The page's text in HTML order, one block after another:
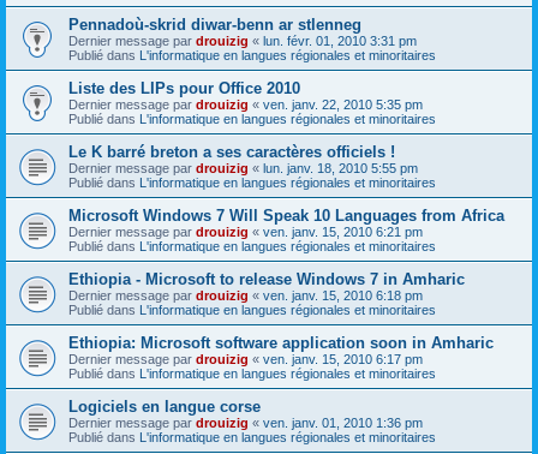
Pennadoù-skrid diwar-benn ar stlenneg
Dernier message par drouizig « lun. févr. 01, 2010 3:31 pm
Publié dans L'informatique en langues régionales et minoritaires
Liste des LIPs pour Office 2010
Dernier message par drouizig « ven. janv. 22, 2010 5:35 pm
Publié dans L'informatique en langues régionales et minoritaires
Le K barré breton a ses caractères officiels !
Dernier message par drouizig « lun. janv. 18, 2010 5:55 pm
Publié dans L'informatique en langues régionales et minoritaires
Microsoft Windows 7 Will Speak 10 Languages from Africa
Dernier message par drouizig « ven. janv. 15, 2010 6:21 pm
Publié dans L'informatique en langues régionales et minoritaires
Ethiopia - Microsoft to release Windows 7 in Amharic
Dernier message par drouizig « ven. janv. 15, 2010 6:18 pm
Publié dans L'informatique en langues régionales et minoritaires
Ethiopia: Microsoft software application soon in Amharic
Dernier message par drouizig « ven. janv. 15, 2010 6:17 pm
Publié dans L'informatique en langues régionales et minoritaires
Logiciels en langue corse
Dernier message par drouizig « ven. janv. 01, 2010 1:36 pm
Publié dans L'informatique en langues régionales et minoritaires